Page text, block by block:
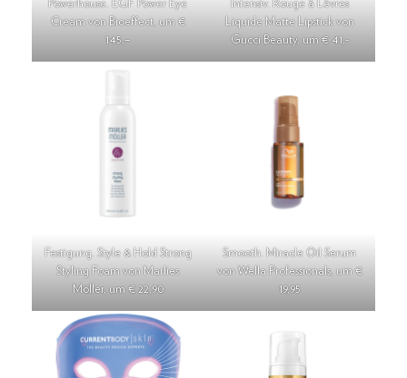
Powerhouse. EGF Power Eye
Cream von Bioeffect, um €
145,–
Intensiv. Rouge à Lèvres
Liquide Matte Lipstick von
Gucci Beauty, um € 41,-
Festigung. Style & Hold Strong
Styling Foam von Marlies
Möller, um € 22,90
Smooth. Miracle Oil Serum
von Wella Professionals, um €
19,95